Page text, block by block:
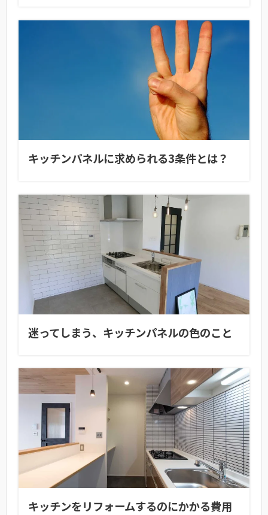
キッチンパネルに求められる3条件とは？
迷ってしまう、キッチンパネルの色のこと
キッチンをリフォームするのにかかる費用